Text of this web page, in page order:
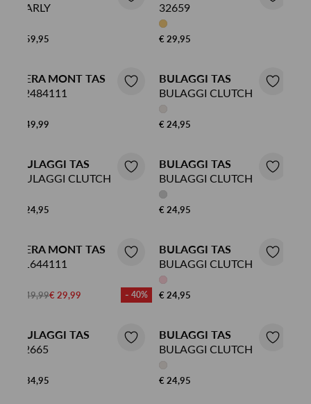
CARLY
€ 59,95
32659
€ 29,95
VERA MONT TAS
02484111
€ 49,99
BULAGGI TAS
BULAGGI CLUTCH
€ 24,95
BULAGGI TAS
BULAGGI CLUTCH
€ 24,95
BULAGGI TAS
BULAGGI CLUTCH
€ 24,95
VERA MONT TAS
21644111
€ 49,99€ 29,99 - 40%
BULAGGI TAS
BULAGGI CLUTCH
€ 24,95
BULAGGI TAS
32665
€ 34,95
BULAGGI TAS
BULAGGI CLUTCH
€ 24,95